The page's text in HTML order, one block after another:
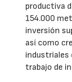
productiva
154.000
inversión
así como
industriales
trabajo de